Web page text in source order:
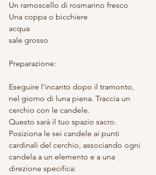
Un ramoscello di rosmarino fresco
Una coppa o bicchiere
acqua
sale grosso
Preparazione:
Eseguire l'incanto dopo il tramonto,
nel giorno di luna piena. Traccia un
cerchio con le candele.
Questo sarà il tuo spazio sacro.
Posiziona le sei candele ai punti
cardinali del cerchio, associando ogni
candela a un elemento e a una
direzione specifica: